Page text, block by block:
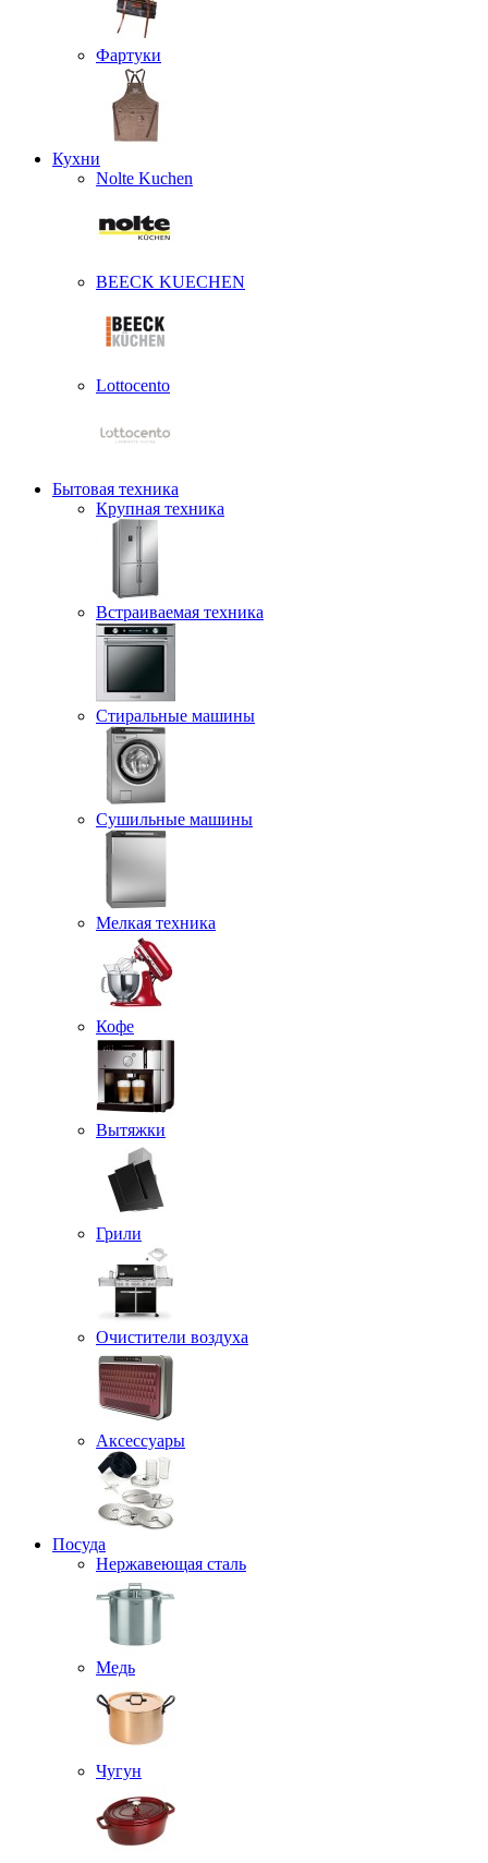
Фартуки
Кухни
Nolte Kuchen
BEECK KUECHEN
Lottocento
Бытовая техника
Крупная техника
Встраиваемая техника
Стиральные машины
Сушильные машины
Мелкая техника
Кофе
Вытяжки
Грили
Очистители воздуха
Аксессуары
Посуда
Нержавеющая сталь
Медь
Чугун